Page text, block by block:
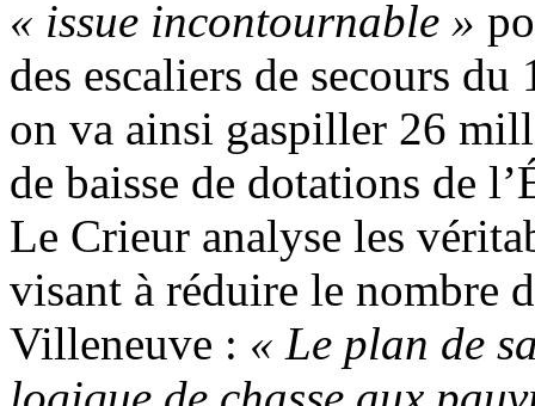
« issue incontournable »
des escaliers de secours
on va ainsi gaspiller 26
de baisse de dotations de
Le Crieur analyse les
visant à réduire le nombre
Villeneuve : « Le plan de